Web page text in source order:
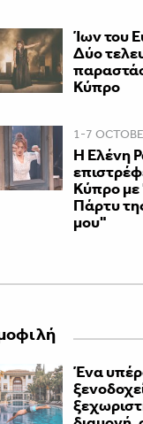
Ίων του
Δύο
Κύπρο
1-7
H Ελένη
Κύπρο με
Πάρτυ
μου"
Ένα